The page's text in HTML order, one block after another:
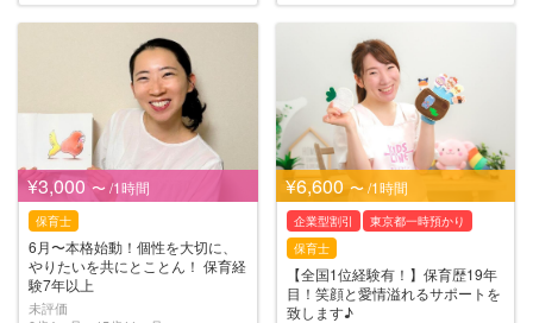
¥3,000 〜 /1時間
保育士
6月〜本格始動！個性を大切に、
やりたいを共にとことん！ 保育経
験7年以上
未評価
¥6,600 〜 /1時間
企業型割引
東京都一時預かり
保育士
【全国1位経験有！】保育歴19年
目！笑顔と愛情溢れるサポートを
致します♪